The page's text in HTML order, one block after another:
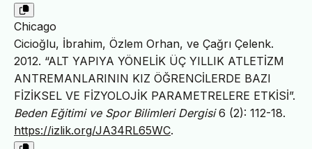
Chicago
Cicioğlu, İbrahim, Özlem Orhan, ve Çağrı Çelenk.
2012. “ALT YAPIYA YÖNELİK ÜÇ YILLIK ATLETİZM
ANTREMANLARININ KIZ ÖĞRENCİLERDE BAZI
FİZİKSEL VE FİZYOLOJİK PARAMETRELERE ETKİSİ”.
Beden Eğitimi ve Spor Bilimleri Dergisi6 (2): 112-18.
https://izlik.org/JA34RL65WC.